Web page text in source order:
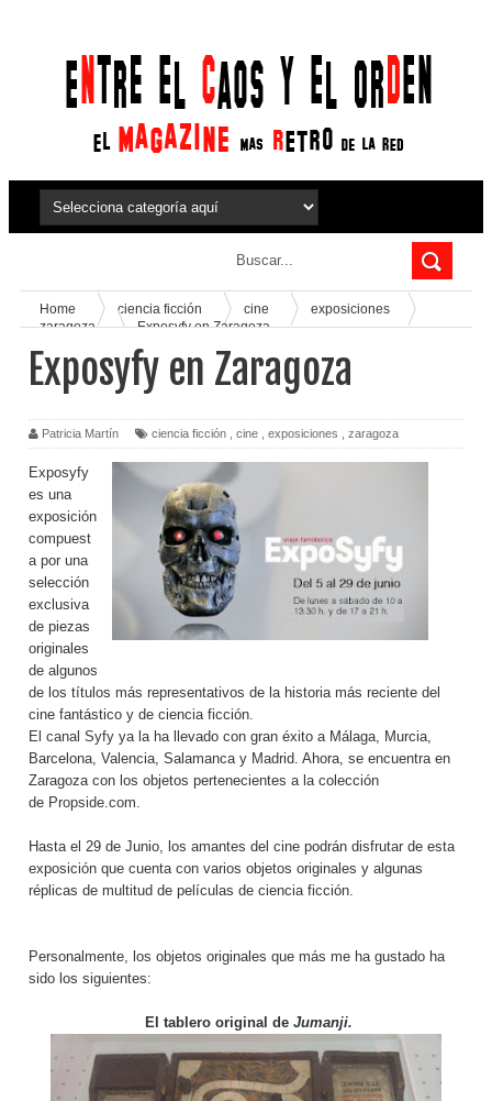
Home ciencia ficción cine
exposiciones
zaragoza
Exposyfy en Zaragoza
Exposyfy en Zaragoza
Patricia Martín ciencia ficción cine exposiciones zaragoza
Exposyfy
es una
exposición
compuest
a por una
selección
exclusiva
de piezas
originales
de algunos
de los títulos más representativos de la historia más reciente del
cine fantástico y de ciencia ficción.
El canal Syfy ya la ha llevado con gran éxito a Málaga, Murcia,
Barcelona, Valencia, Salamanca y Madrid. Ahora, se encuentra en
Zaragoza con los objetos pertenecientes a la colección
de Propside.com
Hasta el 29 de Junio, los amantes del cine podrán disfrutar de esta
exposición que cuenta con varios objetos originales y algunas
réplicas de multitud de películas de ciencia ficción.
Personalmente, los objetos originales que más me ha gustado ha
sido los siguientes:
El tablero original de Jumanji.